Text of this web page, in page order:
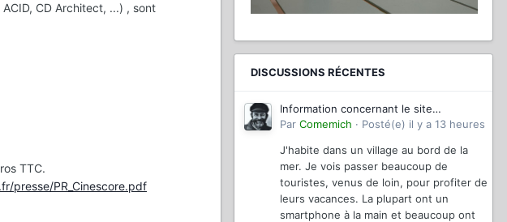
CD Architect, ...) , sont
TTC.
presse/PR_Cinescore.pdf
DISCUSSIONS RÉCENTES
Information concernant le site
magazinevideo
Par Comemich · Posté(e) il y a 13 heures
J'habite dans un village au bord de la
mer. Je vois passer beaucoup de
touristes, venus de loin, pour profiter de
leurs vacances. La plupart ont un
smartphone à la main et beaucoup ont